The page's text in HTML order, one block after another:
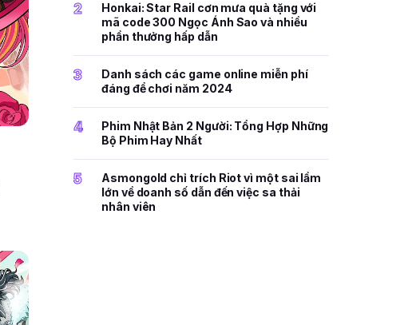
2
Honkai: Star Rail cơn mưa quà tặng với
mã code 300 Ngọc Ánh Sao và nhiều
phần thưởng hấp dẫn
3
Danh sách các game online miễn phí
đáng để chơi năm 2024
4
Phim Nhật Bản 2 Người: Tổng Hợp Những
Bộ Phim Hay Nhất
5
Asmongold chỉ trích Riot vì một sai lầm
lớn về doanh số dẫn đến việc sa thải
nhân viên